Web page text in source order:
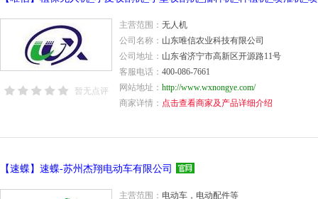
暂无点评
主营范围：无人机
公司名称： 山东唯信农业科技有限公司
公司地址： 山东省济宁市高新区开源路11号
客服电话：400-086-7661
网站地址：http://www.wxnongye.com/
商家详情： 点击查看商家及产品详细介绍
【速蝶】速蝶-苏州杰翔电动车有限公司
主营范围： 电动车，电动配件等